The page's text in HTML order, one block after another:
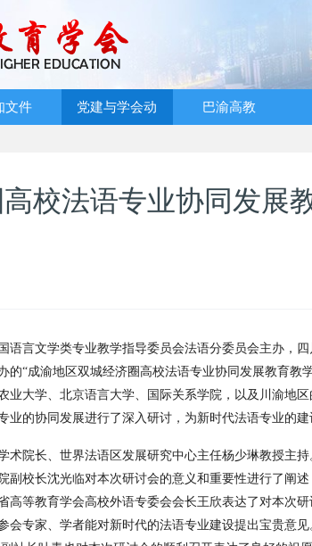
文件 党建与学会动 巴渝高教
校法语专业协同发展
语言文学类专业教学指导委员会法语分委员会主办，四
的“成渝地区双城经济圈高校法语专业协同发展教育教
业大学、北京语言大学、国际关系学院，以及川渝地
的协同发展进行了深入研讨，为新时代法语专业的建
术院长、世界法语区发展研究中心主任杨少琳教授主
副校长沈光临对本次研讨会的意义和重要性进行了阐
高等教育学会高校外语专委会会长王欣表达了对本次
会专家、学者能对新时代的法语专业建设提出宝贵意